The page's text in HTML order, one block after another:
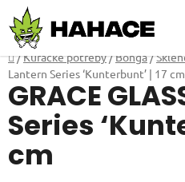
Přejít
na
obsah
Domů
/Kuřácké potřeby/Bonga/
Lantern Series ‘Kunterbunt’ | 17 cm
GRACE
Series
cm